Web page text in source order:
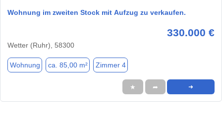
Wohnung im zweiten Stock mit Aufzug zu verkaufen.
330.000 €
Wetter (Ruhr), 58300
Wohnung ca. 85,00 m² Zimmer 4
★ ➦ ➜